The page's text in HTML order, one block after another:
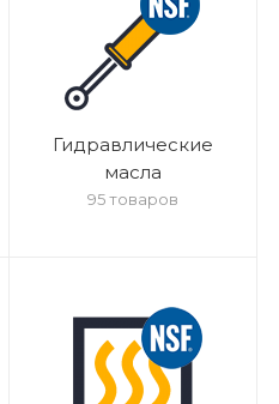
Гидравлические
масла
95 товаров